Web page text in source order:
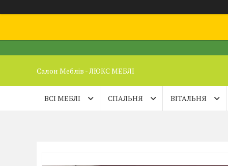
Салон Меблів - ЛЮКС МЕБЛІ
ВСІ МЕБЛІ СПАЛЬНЯ ВІТАЛЬНЯ